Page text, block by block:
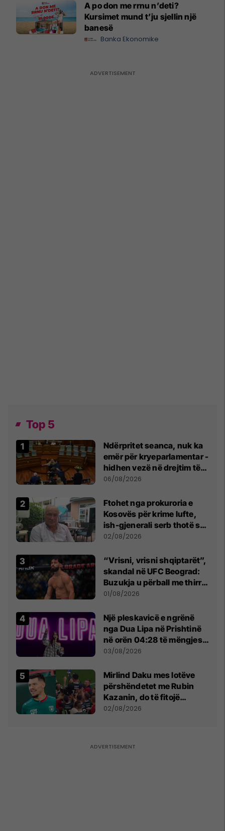
A po don me rrnu n’deti?
Kursimet mund t’ju sjellin një
banesë
Banka Ekonomike
Top 5
Ndërpritet seanca, nuk ka
emër për kryeparlamentar -
hidhen vezë në drejtim të
Kurtit
06/08/2026
Ftohet nga prokuroria e
Kosovës për krime lufte,
ish-gjenerali serb thotë se
dikush e tradhtoi në
02/08/2026
“Vrisni, vrisni shqiptarët”,
skandal në UFC Beograd:
Buzukja u përball me thirrje
anti-shqiptare nga
01/08/2026
Një pleskavicë e ngrënë
nga Dua Lipa në Prishtinë
në orën 04:28 të mëngjesit
- dhe bota digjitale serbe
03/08/2026
Mirlind Daku mes lotëve
përshëndetet me Rubin
Kazanin, do të fitojë
miliona te Spartak Moska
02/08/2026